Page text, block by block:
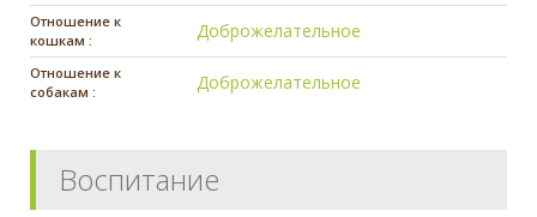
Отношение к
кошкам :
Доброжелательное
Отношение к
собакам :
Доброжелательное
Воспитание